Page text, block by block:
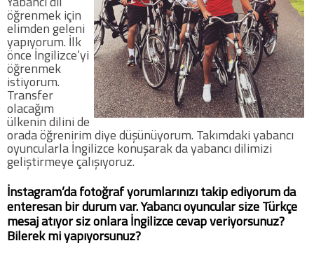
öğrenmek için
elimden geleni
yapıyorum. İlk
önce İngilizce’yi
öğrenmek
istiyorum.
Transfer
olacağım
ülkenin dilini de
orada öğrenirim diye düşünüyorum. Takımdaki yabancı
oyuncularla İngilizce konuşarak da yabancı dilimizi
geliştirmeye çalışıyoruz.
İnstagram’da fotoğraf yorumlarınızı takip ediyorum da
enteresan bir durum var. Yabancı oyuncular size Türkçe
mesaj atıyor siz onlara İngilizce cevap veriyorsunuz?
Bilerek mi yapıyorsunuz?